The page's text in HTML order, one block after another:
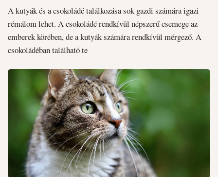
A kutyák és a csokoládé találkozása sok gazdi számára igazi
rémálom lehet. A csokoládé rendkívül népszerű csemege az
emberek körében, de a kutyák számára rendkívül mérgező. A
csokoládéban található te